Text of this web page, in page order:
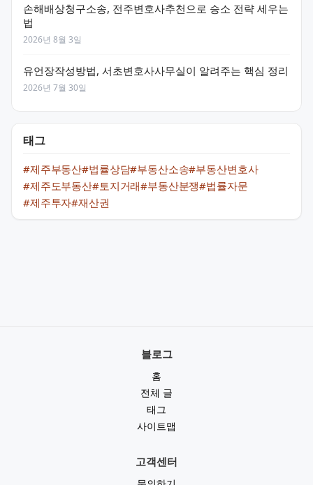
손해배상청구소송, 전주변호사추천으로 승소 전략 세우는
법
2026년 8월 3일
유언장작성방법, 서초변호사사무실이 알려주는 핵심 정리
2026년 7월 30일
태그
#제주부동산#법률상담#부동산소송#부동산변호사
#제주도부동산#토지거래#부동산분쟁#법률자문
#제주투자#재산권
블로그
홈
전체 글
태그
사이트맵
고객센터